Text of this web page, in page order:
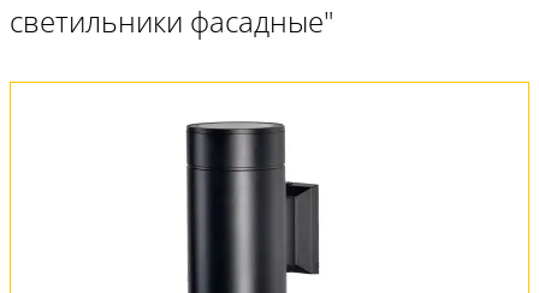
светильники фасадные"